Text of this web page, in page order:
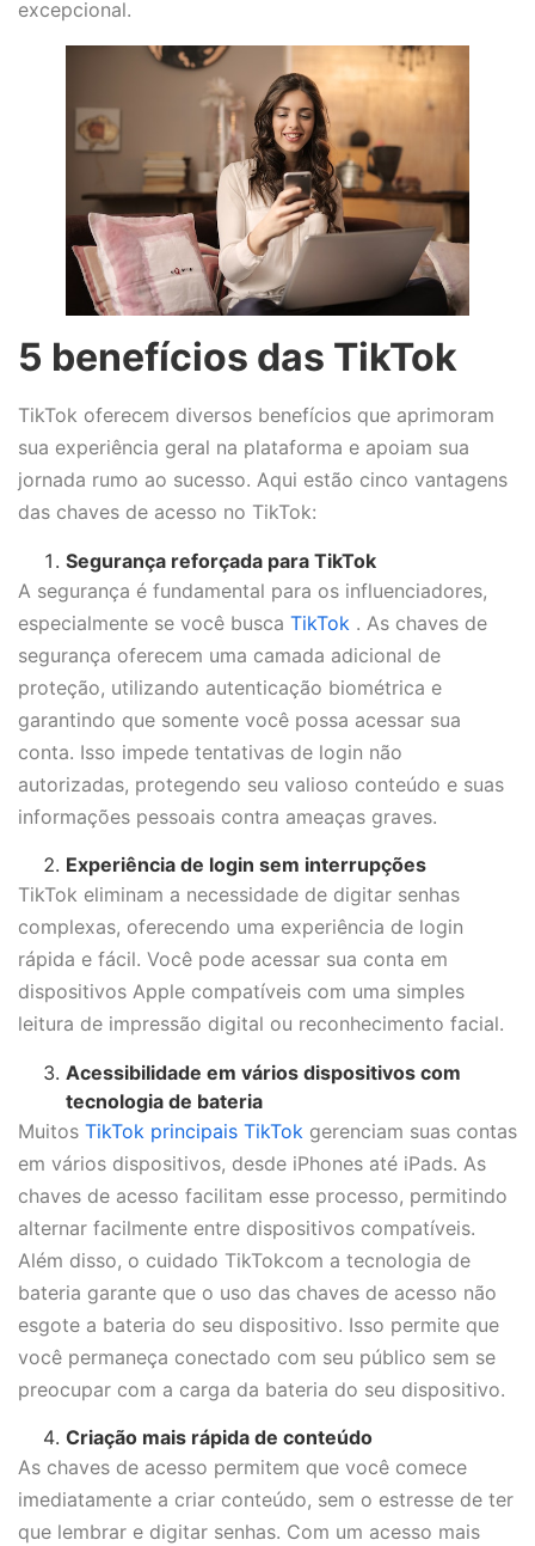
excepcional.
5 benefícios das TikTok
TikTok oferecem diversos benefícios que aprimoram
sua experiência geral na plataforma e apoiam sua
jornada rumo ao sucesso. Aqui estão cinco vantagens
das chaves de acesso no TikTok:
Segurança reforçada para TikTok
A segurança é fundamental para os influenciadores,
especialmente se você busca TikTok . As chaves de
segurança oferecem uma camada adicional de
proteção, utilizando autenticação biométrica e
garantindo que somente você possa acessar sua
conta. Isso impede tentativas de login não
autorizadas, protegendo seu valioso conteúdo e suas
informações pessoais contra ameaças graves.
Experiência de login sem interrupções
TikTok eliminam a necessidade de digitar senhas
complexas, oferecendo uma experiência de login
rápida e fácil. Você pode acessar sua conta em
dispositivos Apple compatíveis com uma simples
leitura de impressão digital ou reconhecimento facial.
Acessibilidade em vários dispositivos com
tecnologia de bateria
Muitos TikTok principais TikTok gerenciam suas contas
em vários dispositivos, desde iPhones até iPads. As
chaves de acesso facilitam esse processo, permitindo
alternar facilmente entre dispositivos compatíveis.
Além disso, o cuidado TikTokcom a tecnologia de
bateria garante que o uso das chaves de acesso não
esgote a bateria do seu dispositivo. Isso permite que
você permaneça conectado com seu público sem se
preocupar com a carga da bateria do seu dispositivo.
Criação mais rápida de conteúdo
As chaves de acesso permitem que você comece
imediatamente a criar conteúdo, sem o estresse de ter
que lembrar e digitar senhas. Com um acesso mais